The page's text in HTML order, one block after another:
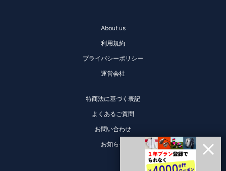
About us
利用規約
プライバシーポリシー
運営会社
特商法に基づく表記
よくあるご質問
お問い合わせ
お知らせ